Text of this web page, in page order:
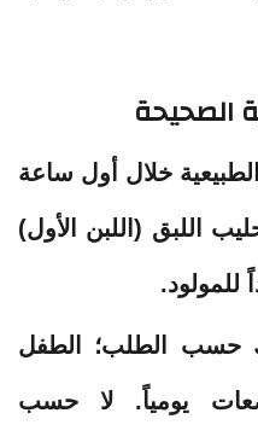
الصحيحة
خلال أول ساعة
اللبق (اللبن الأول)
للمولود.
حسب الطلب؛ الطفل
حوالي7-8 رضعات يومياً. لا حسب